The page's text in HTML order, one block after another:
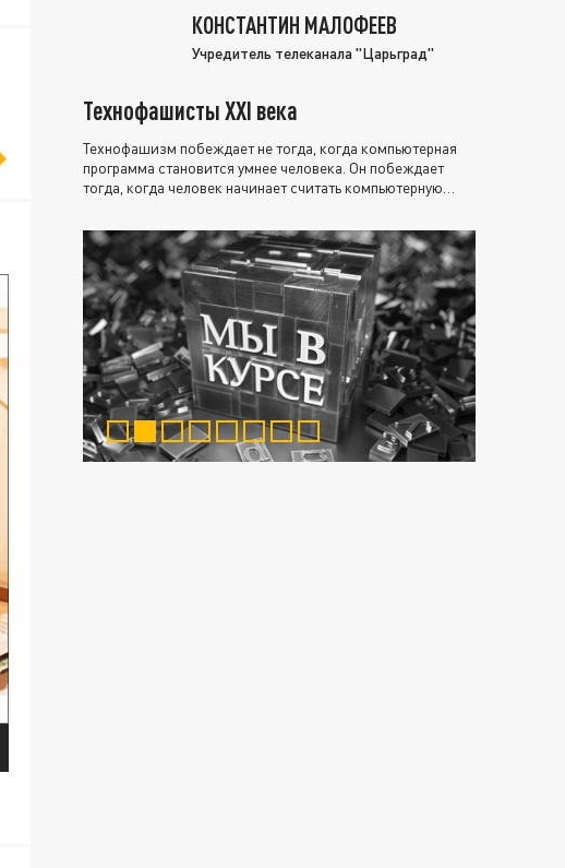
КОНСТАНТИН МАЛОФЕЕВ
Учредитель телеканала "Царьград"
Технофашисты XXI века
Технофашизм побеждает не тогда, когда компьютерная
программа становится умнее человека. Он побеждает
тогда, когда человек начинает считать компьютерную